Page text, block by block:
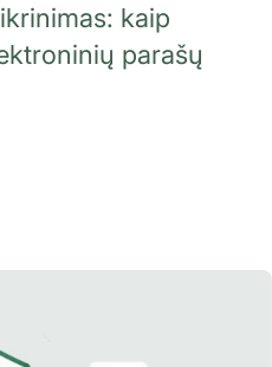
kaip
parašų